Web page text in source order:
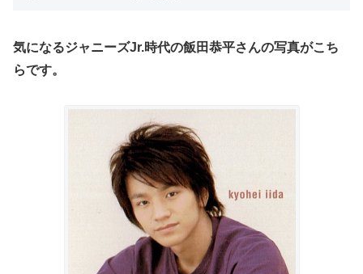
気になるジャニーズJr.時代の飯田恭平さんの写真がこち
らです。